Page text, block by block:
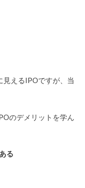
見えるIPOですが、当
のデメリットを学ん
る